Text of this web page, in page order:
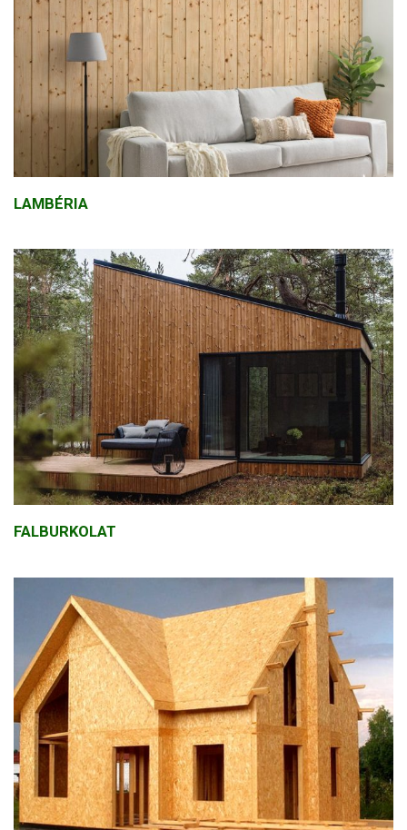
LAMBÉRIA
FALBURKOLAT